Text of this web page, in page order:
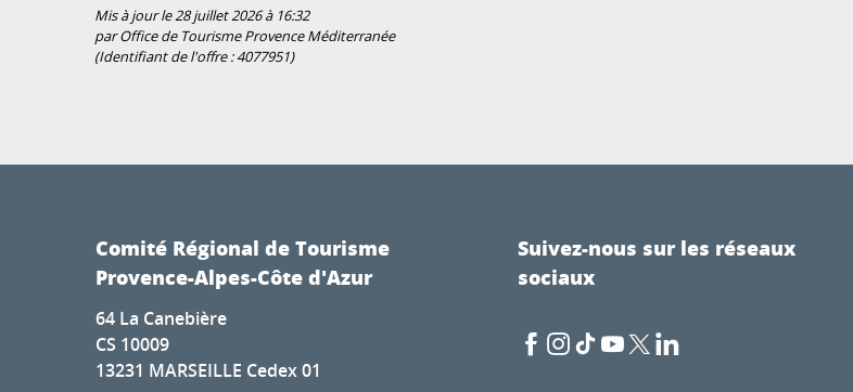
Mis à jour le 28 juillet 2026 à 16:32
par Office de Tourisme Provence Méditerranée
(Identifiant de l'offre :4077951)
Comité Régional de Tourisme
Provence-Alpes-Côte d'Azur
64 La Canebière
CS 10009
13231 MARSEILLE Cedex 01
Suivez-nous sur les réseaux
sociaux